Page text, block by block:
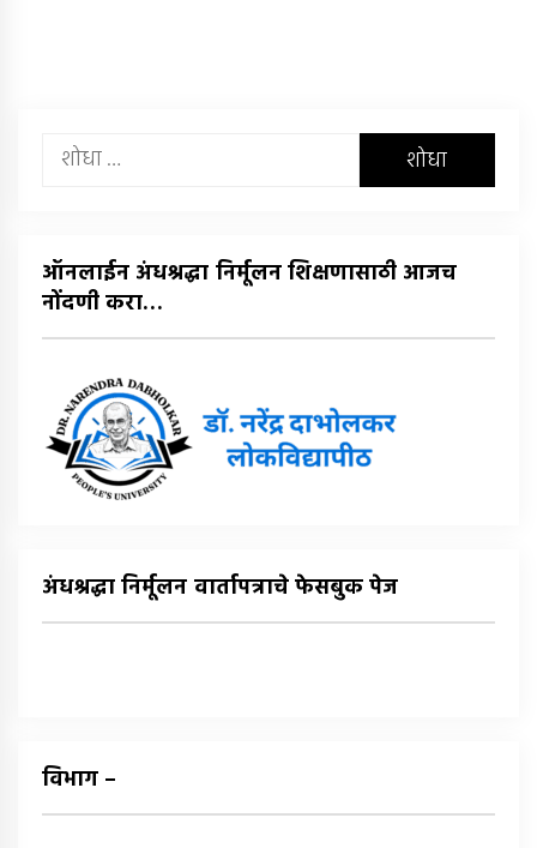
यांचा
ऑनलाईन अंधश्रद्धा निर्मूलन शिक्षणासाठी आजच
नोंदणी करा…
अंधश्रद्धा निर्मूलन वार्तापत्राचे फेसबुक पेज
विभाग –